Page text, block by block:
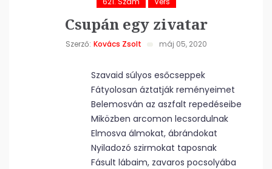
Csupán egy zivatar
Szerző: Kovács Zsolt máj 05, 2020
Szavaid súlyos esőcseppek
Fátyolosan áztatják reményeimet
Belemosván az aszfalt repedéseibe
Miközben arcomon lecsordulnak
Elmosva álmokat, ábrándokat
Nyiladozó szirmokat taposnak
Fásult lábaim, zavaros pocsolyába